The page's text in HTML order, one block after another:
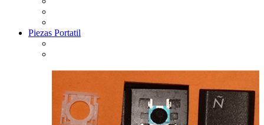
Piezas Portatil